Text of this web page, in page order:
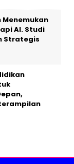
Menemukan
AI. Studi
Strategis